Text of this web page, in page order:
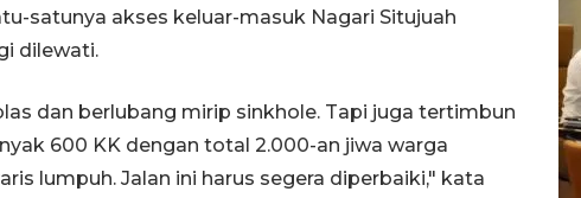
satunya akses keluar-masuk Nagari Situjuah
dilewati.
dan berlubang mirip sinkhole. Tapi juga tertimbun
600 KK dengan total 2.000-an jiwa warga
lumpuh. Jalan ini harus segera diperbaiki," kata